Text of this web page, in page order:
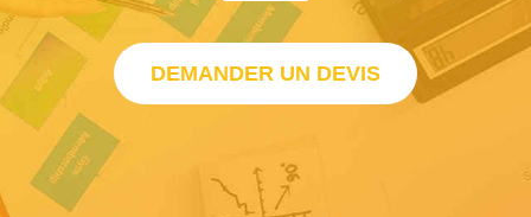
DEMANDER UN DEVIS